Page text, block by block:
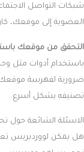
شبكات التواصل
العضوية إلى موقعك،
التحقق من موقعك
باستخدام أدوات مثل
ضرورية لفهرسة
تصنيفه بشكل أسرع.
الاسئلة الشائعة حول
هل يمكن لووردبريس